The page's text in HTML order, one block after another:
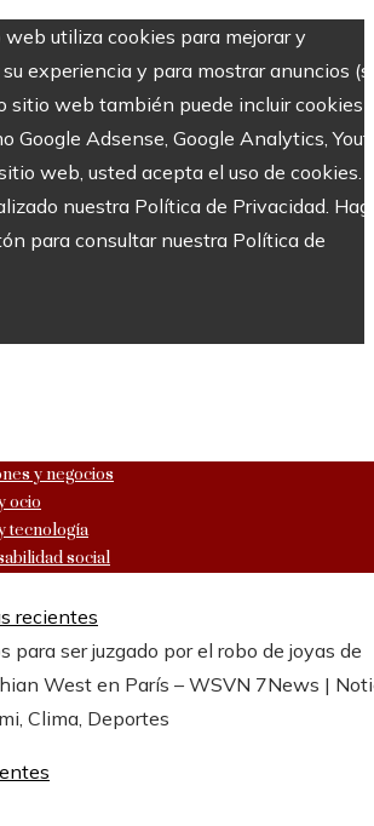
web utiliza cookies para mejorar y
experiencia y para mostrar anuncios
sitio web también puede incluir cookies
Google Adsense, Google Analytics,
web, usted acepta el uso de cookies.
nuestra Política de Privacidad.
para consultar nuestra Política de
y negocios
ocio
tecnología
social
recientes
para ser juzgado por el robo de joyas de
West en París – WSVN 7News |
Clima, Deportes